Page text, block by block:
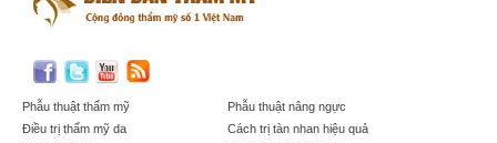
Phẫu thuật thẩm mỹ
Điều trị thẩm mỹ da
Phẫu thuật nâng ngực
Cách trị tàn nhan hiệu quả